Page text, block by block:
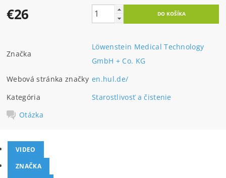
€26
Značka
Löwenstein Medical Technology
GmbH + Co. KG
Webová stránka značky en.hul.de/
Kategória
Starostlivosť a čistenie
Otázka
VIDEO
ZNAČKA